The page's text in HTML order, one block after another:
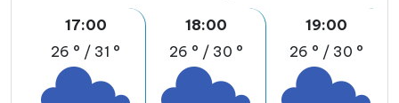
17:00
26 ° / 31 °
18:00
26 ° / 30 °
19:00
26 ° / 30 °